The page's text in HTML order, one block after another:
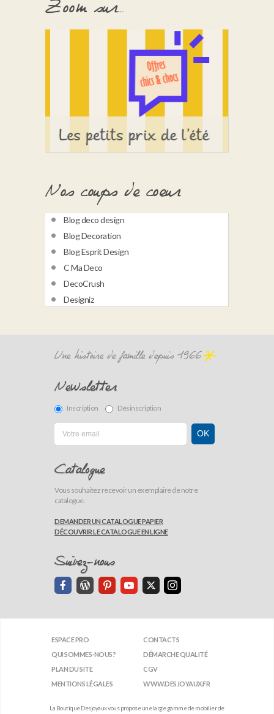
Zoom sur…
Nos coups de coeur
Blog deco design
Blog Decoration
Blog Esprit Design
C Ma Deco
DecoCrush
Designiz
Une histoire de famille depuis 1966
Newsletter
Inscription Désinscription
Catalogue
Vous souhaitez recevoir un exemplaire de notre
catalogue.
DEMANDER UN CATALOGUE PAPIER
DÉCOUVRIR LE CATALOGUE EN LIGNE
Suivez-nous
ESPACE PRO
CONTACTS
QUI SOMMES-NOUS?
DÉMARCHE QUALITÉ
PLAN DU SITE
CGV
MENTIONS LÉGALES
WWW.DESJOYAUX.FR
La Boutique Desjoyaux vous propose une large gamme de mobilier de